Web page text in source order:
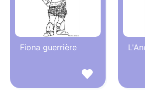
Fiona guerrière